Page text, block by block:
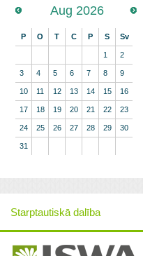
Aug 2026
P O T C P S Sv
1 2
3 4 5 6 7 8 9
10 11 12 13 14 15 16
17 18 19 20 21 22 23
24 25 26 27 28 29 30
31
Starptautiskā dalība